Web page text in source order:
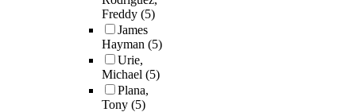
Freddy (5)
James
Hayman (5)
Urie,
Michael (5)
Plana,
Tony (5)